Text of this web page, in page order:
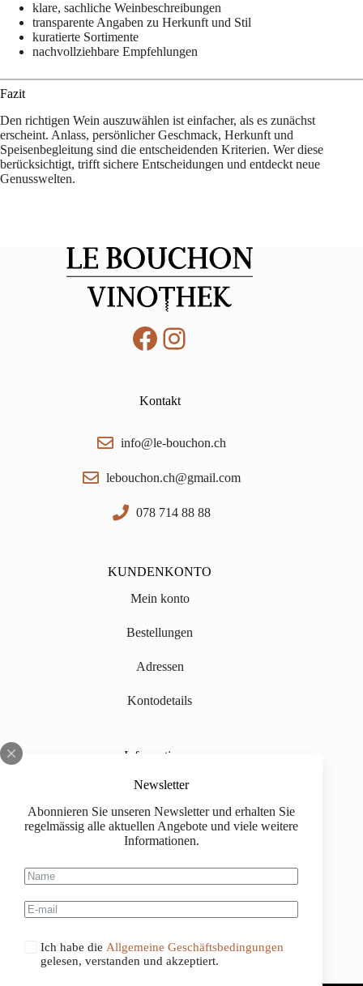
Newsletter
Abonnieren Sie unseren Newsletter und erhalten Sie
regelmässig alle aktuellen Angebote und viele weitere
Informationen.
Ich habe die Allgemeine Geschäftsbedingungen
gelesen, verstanden und akzeptiert.
klare, sachliche Weinbeschreibungen
transparente Angaben zu Herkunft und Stil
kuratierte Sortimente
nachvollziehbare Empfehlungen
Fazit
Den richtigen Wein auszuwählen ist einfacher, als es zunächst
erscheint. Anlass, persönlicher Geschmack, Herkunft und
Speisenbegleitung sind die entscheidenden Kriterien. Wer diese
berücksichtigt, trifft sichere Entscheidungen und entdeckt neue
Genusswelten.
Facebook
Instagram
Kontakt
info@le-bouchon.ch
lebouchon.ch@gmail.com
078 714 88 88
KUNDENKONTO
Mein konto
Bestellungen
Adressen
Kontodetails
Informationen
Über uns
Impressum
Kaufinformationen
Allgemeine Geschäftsbedingungen